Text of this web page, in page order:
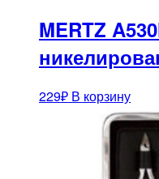
MERTZ
229₽ В корзину